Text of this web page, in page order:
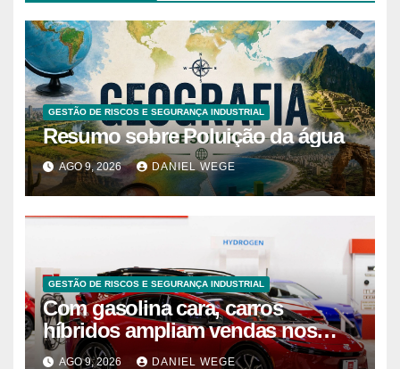
GESTÃO DE RISCOS E SEGURANÇA INDUSTRIAL
Resumo sobre Poluição da água
AGO 9, 2026 DANIEL WEGE
GESTÃO DE RISCOS E SEGURANÇA INDUSTRIAL
Com gasolina cara, carros
híbridos ampliam vendas nos
EUA – 09/08/2026 – Economia
AGO 9, 2026 DANIEL WEGE